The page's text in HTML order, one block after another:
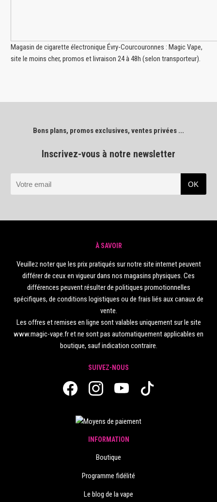
Magasin de cigarette électronique Évry-Courcouronnes : Magic Vape,
site le moins cher, promos et livraison 24 à 48h (selon transporteur).
Bons plans, promos exclusives, ventes privées ...
Inscrivez-vous à notre newsletter
À SAVOIR
Veuillez noter que les prix pratiqués sur notre site internet peuvent
différer de ceux en vigueur dans nos magasins physiques. Ces
différences peuvent résulter de politiques promotionnelles
spécifiques, de conditions logistiques ou de frais liés aux canaux de
vente.
Les offres et remises en ligne sont valables uniquement sur le site
www.magic-vape.fr et ne sont pas automatiquement applicables en
boutique, sauf indication contraire.
SUIVEZ-NOUS
INFORMATION
Boutique
Programme fidélité
Le blog de la vape